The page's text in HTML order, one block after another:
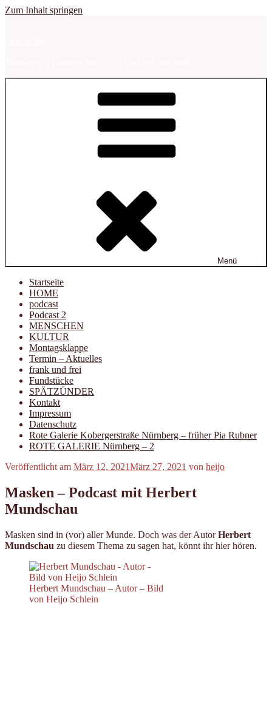
Zum Inhalt springen
Menü
Startseite
HOME
podcast
Podcast 2
MENSCHEN
KULTUR
Montagsklappe
Termin – Aktuelles
frank und frei
Fundstücke
SPÄTZÜNDER
Kontakt
Impressum
Datenschutz
Rote Galerie Kobergerstraße Nürnberg – früher Pia Rubner
ROTE GALERIE Nürnberg – 2
Veröffentlicht am März 12, 2021März 27, 2021 von heijo
Masken – Podcast mit Herbert
Mundschau
Masken sind in (vor) aller Munde. Doch was der AutorHerbert
Mundschau zu diesem Thema zu sagen hat, könnt ihr hier hören.
Herbert Mundschau – Autor – Bild
von Heijo Schlein